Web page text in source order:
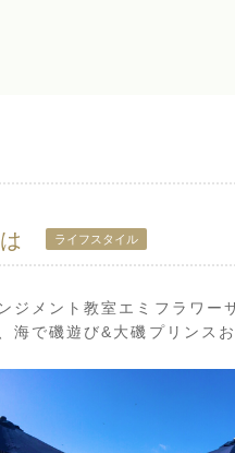
ライフスタイル
ジメント教室エミフラワー
海で磯遊び&大磯プリンス